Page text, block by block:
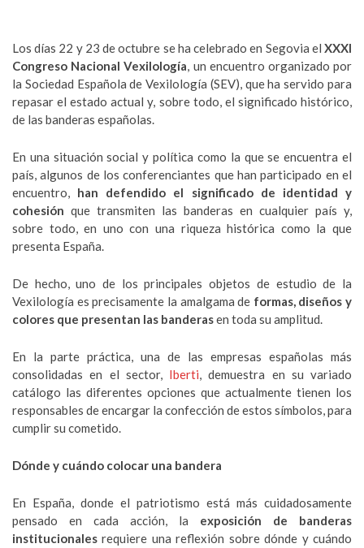
Los días 22 y 23 de octubre se ha celebrado en Segovia el XXXI
Congreso Nacional Vexilología, un encuentro organizado por
la Sociedad Española de Vexilología (SEV), que ha servido para
repasar el estado actual y, sobre todo, el significado histórico,
de las banderas españolas.
En una situación social y política como la que se encuentra el
país, algunos de los conferenciantes que han participado en el
encuentro, han defendido el significado de identidad y
cohesión que transmiten las banderas en cualquier país y,
sobre todo, en uno con una riqueza histórica como la que
presenta España.
De hecho, uno de los principales objetos de estudio de la
Vexilología es precisamente la amalgama de formas, diseños y
colores que presentan las banderasen toda su amplitud.
En la parte práctica, una de las empresas españolas más
consolidadas en el sector, Iberti, demuestra en su variado
catálogo las diferentes opciones que actualmente tienen los
responsables de encargar la confección de estos símbolos, para
cumplir su cometido.
Dónde y cuándo colocar una bandera
En España, donde el patriotismo está más cuidadosamente
pensado en cada acción, la exposición de banderas
institucionales requiere una reflexión sobre dónde y cuándo